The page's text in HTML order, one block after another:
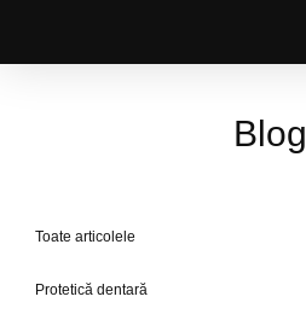
Blog
Toate articolele
Protetică dentară